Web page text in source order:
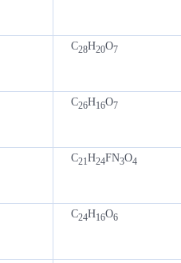
C28H20O7
C26H16O7
C21H24FN3O4
C24H16O6